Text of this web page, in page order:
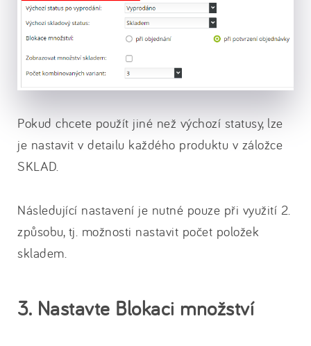
Pokud chcete použít jiné než výchozí statusy, lze
je nastavit v detailu každého produktu v záložce
SKLAD.
Následující nastavení je nutné pouze při využití 2.
způsobu, tj. možnosti nastavit počet položek
skladem.
3. Nastavte Blokaci množství